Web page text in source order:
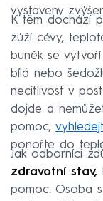
vystaveny
K těm dochází
zúží cévy,
buněk se
bílá nebo
necitlivost v
dojde a
pomoc,
ponořte do
Jak odborníci
zdravotní stav,
pomoc. Osoba